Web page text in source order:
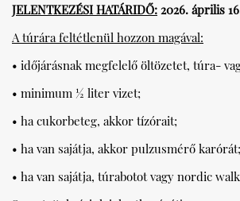
JELENTKEZÉSI HATÁRIDŐ: 2026. április
A túrára feltétlenül hozzon magával:
• időjárásnak megfelelő öltözetet, túra-
• minimum ½ liter vizet;
• ha cukorbeteg, akkor tízórait;
• ha van sajátja, akkor pulzusmérő karórát;
• ha van sajátja, túrabotot vagy nordic